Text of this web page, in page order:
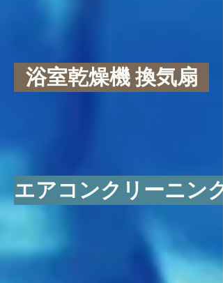
浴室乾燥機 換気扇
エアコンクリーニング